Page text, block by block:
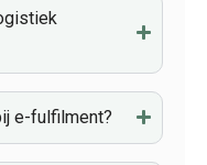
e-fulfilment?